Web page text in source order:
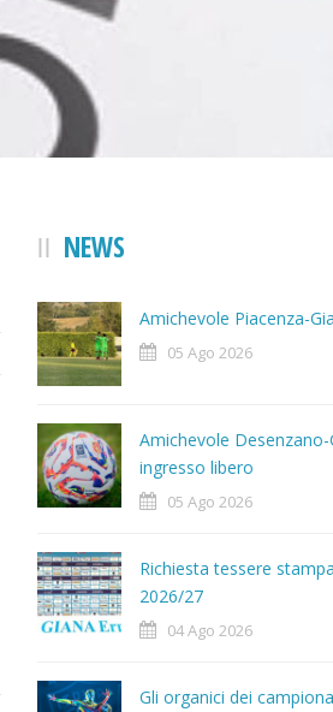
NEWS
Amichevole Piacenza-
05 Ago 2026
Amichevole
ingresso libero
05 Ago 2026
Richiesta tessere
2026/27
04 Ago 2026
Gli organici dei